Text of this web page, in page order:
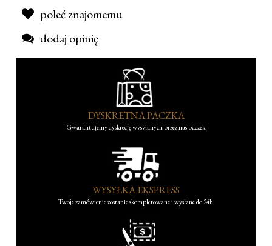
poleć znajomemu
dodaj opinię
DYSKRETNA PACZKA
Gwarantujemy dyskrecję wysyłanych przez nas paczek
WYSYŁKA EKSPRESS
Twoje zamówienie zostanie skompletowane i wysłane do 24h